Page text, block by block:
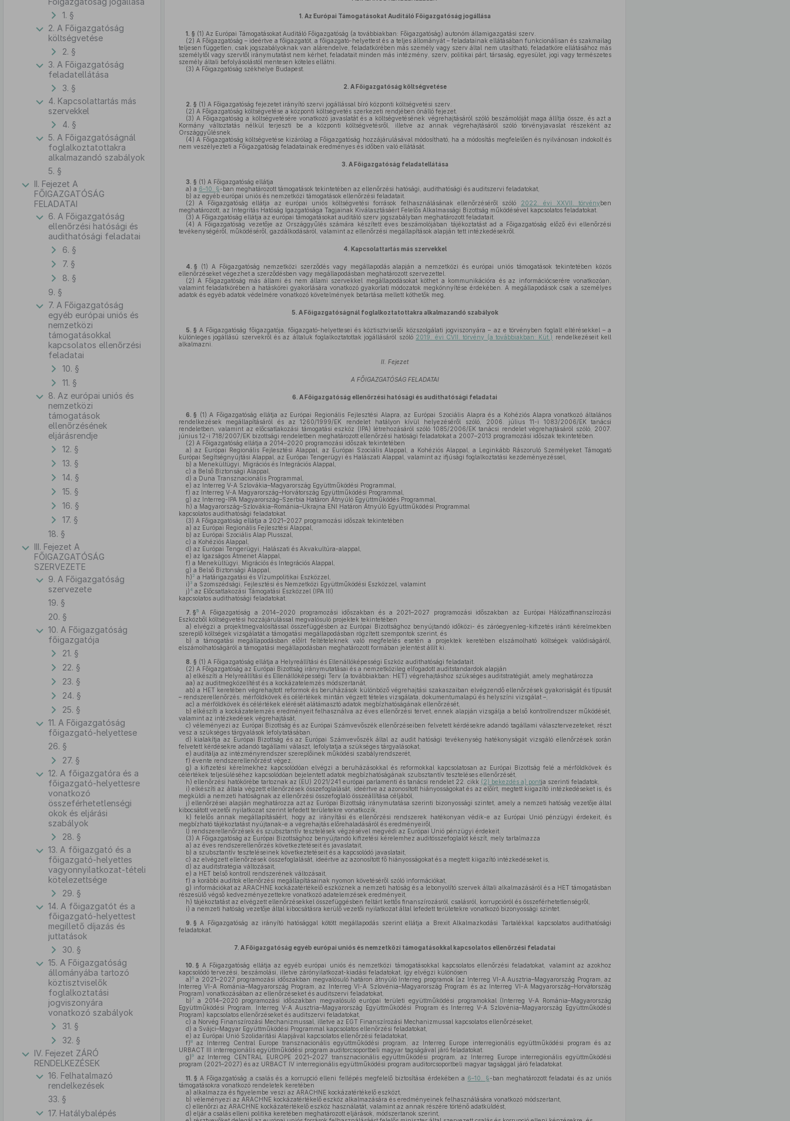
1. §
2. A Főigazgatóság
költségvetése
2. §
3. A Főigazgatóság
feladatellátása
3. §
4. Kapcsolattartás más
szervekkel
4. §
5. A Főigazgatóságnál
foglalkoztatottakra
alkalmazandó szabályok
5. §
II. Fejezet A
FŐIGAZGATÓSÁG
FELADATAI
6. A Főigazgatóság
ellenőrzési hatósági és
audithatósági feladatai
6. §
7. §
8. §
9. §
7. A Főigazgatóság
egyéb európai uniós és
nemzetközi
támogatásokkal
kapcsolatos ellenőrzési
feladatai
10. §
11. §
8. Az európai uniós és
nemzetközi
támogatások
ellenőrzésének
eljárásrendje
12. §
13. §
14. §
15. §
16. §
17. §
18. §
III. Fejezet A
FŐIGAZGATÓSÁG
SZERVEZETE
9. A Főigazgatóság
szervezete
19. §
20. §
10. A Főigazgatóság
főigazgatója
21. §
22. §
23. §
24. §
25. §
11. A Főigazgatóság
főigazgató-helyettese
26. §
27. §
12. A főigazgatóra és a
főigazgató-helyettesre
vonatkozó
összeférhetetlenségi
okok és eljárási
szabályok
28. §
13. A főigazgató és a
főigazgató-helyettes
vagyonnyilatkozat-tételi
kötelezettsége
29. §
14. A főigazgatót és a
főigazgató-helyettest
megillető díjazás és
juttatások
30. §
15. A Főigazgatóság
állományába tartozó
köztisztviselők
foglalkoztatási
jogviszonyára
vonatkozó szabályok
31. §
32. §
IV. Fejezet ZÁRÓ
RENDELKEZÉSEK
16. Felhatalmazó
rendelkezések
33. §
17. Hatálybalépés
1. Az Európai Támogatásokat Auditáló Főigazgatóság jogállása
1. § (1) Az Európai Támogatásokat Auditáló Főigazgatóság (a továbbiakban: Főigazgatóság) autonóm államigazgatási szerv.
(2) A Főigazgatóság – ideértve a főigazgatót, a főigazgató-helyettest és a teljes állományát – feladatainak ellátásában funkcionálisan és szakmailag
teljesen független, csak jogszabályoknak van alárendelve, feladatkörében más személy vagy szerv által nem utasítható, feladatköre ellátásához más
személytől vagy szervtől iránymutatást nem kérhet, feladatait minden más intézmény, szerv, politikai párt, társaság, egyesület, jogi vagy természetes
személy általi befolyásolástól mentesen köteles ellátni.
(3) A Főigazgatóság székhelye Budapest.
2. A Főigazgatóság költségvetése
2. § (1) A Főigazgatóság fejezetet irányító szervi jogállással bíró központi költségvetési szerv.
(2) A Főigazgatóság költségvetése a központi költségvetés szerkezeti rendjében önálló fejezet.
(3) A Főigazgatóság a költségvetésére vonatkozó javaslatát és a költségvetésének végrehajtásáról szóló beszámolóját maga állítja össze, és azt a
Kormány változtatás nélkül terjeszti be a központi költségvetésről, illetve az annak végrehajtásáról szóló törvényjavaslat részeként az
Országgyűlésnek.
(4) A Főigazgatóság költségvetése kizárólag a Főigazgatóság hozzájárulásával módosítható, ha a módosítás megfelelően és nyilvánosan indokolt és
nem veszélyezteti a Főigazgatóság feladatainak eredményes és időben való ellátását.
3. A Főigazgatóság feladatellátása
3. § (1) A Főigazgatóság ellátja
a) a 6–10. §-ban meghatározott támogatások tekintetében az ellenőrzési hatósági, audithatósági és auditszervi feladatokat,
b) az egyéb európai uniós és nemzetközi támogatások ellenőrzési feladatait.
(2) A Főigazgatóság ellátja az európai uniós költségvetési források felhasználásának ellenőrzéséről szóló 2022. évi XXVII. törvényben
meghatározott, az Integritás Hatóság Igazgatósága Tagjainak Kiválasztásáért Felelős Alkalmassági Bizottság működésével kapcsolatos feladatokat.
(3) A Főigazgatóság ellátja az európai támogatásokat auditáló szerv jogszabályban meghatározott feladatait.
(4) A Főigazgatóság vezetője az Országgyűlés számára készített éves beszámolójában tájékoztatást ad a Főigazgatóság előző évi ellenőrzési
tevékenységéről, működéséről, gazdálkodásáról, valamint az ellenőrzési megállapítások alapján tett intézkedésekről.
4. Kapcsolattartás más szervekkel
4. § (1) A Főigazgatóság nemzetközi szerződés vagy megállapodás alapján a nemzetközi és európai uniós támogatások tekintetében közös
ellenőrzéseket végezhet a szerződésben vagy megállapodásban meghatározott szervezettel.
(2) A Főigazgatóság más állami és nem állami szervekkel megállapodásokat köthet a kommunikációra és az információcserére vonatkozóan,
valamint feladatkörében a hatáskörei gyakorlására vonatkozó gyakorlati módozatok megkönnyítése érdekében. A megállapodások csak a személyes
adatok és egyéb adatok védelmére vonatkozó követelmények betartása mellett köthetők meg.
5. A Főigazgatóságnál foglalkoztatottakra alkalmazandó szabályok
5. § A Főigazgatóság főigazgatója, főigazgató-helyettesei és köztisztviselői közszolgálati jogviszonyára – az e törvényben foglalt eltérésekkel – a
különleges jogállású szervekről és az általuk foglalkoztatottak jogállásáról szóló 2019. évi CVII. törvény (a továbbiakban: Küt.) rendelkezéseit kell
alkalmazni.
II. Fejezet
A FŐIGAZGATÓSÁG FELADATAI
6. A Főigazgatóság ellenőrzési hatósági és audithatósági feladatai
6. § (1) A Főigazgatóság ellátja az Európai Regionális Fejlesztési Alapra, az Európai Szociális Alapra és a Kohéziós Alapra vonatkozó általános
rendelkezések megállapításáról és az 1260/1999/EK rendelet hatályon kívül helyezéséről szóló, 2006. július 11-i 1083/2006/EK tanácsi
rendeletben, valamint az előcsatlakozási támogatási eszköz (IPA) létrehozásáról szóló 1085/2006/EK tanácsi rendelet végrehajtásáról szóló, 2007.
június 12-i 718/2007/EK bizottsági rendeletben meghatározott ellenőrzési hatósági feladatokat a 2007–2013 programozási időszak tekintetében.
(2) A Főigazgatóság ellátja a 2014–2020 programozási időszak tekintetében
a) az Európai Regionális Fejlesztési Alappal, az Európai Szociális Alappal, a Kohéziós Alappal, a Leginkább Rászoruló Személyeket Támogató
Európai Segítségnyújtási Alappal, az Európai Tengerügyi és Halászati Alappal, valamint az ifjúsági foglalkoztatási kezdeményezéssel,
b) a Menekültügyi, Migrációs és Integrációs Alappal,
c) a Belső Biztonsági Alappal,
d) a Duna Transznacionális Programmal,
e) az Interreg V-A Szlovákia–Magyarország Együttműködési Programmal,
f) az Interreg V-A Magyarország–Horvátország Együttműködési Programmal,
g) az Interreg-IPA Magyarország–Szerbia Határon Átnyúló Együttműködés Programmal,
h) a Magyarország–Szlovákia–Románia–Ukrajna ENI Határon Átnyúló Együttműködési Programmal
kapcsolatos audithatósági feladatokat.
(3) A Főigazgatóság ellátja a 2021–2027 programozási időszak tekintetében
a) az Európai Regionális Fejlesztési Alappal,
b) az Európai Szociális Alap Plusszal,
c) a Kohéziós Alappal,
d) az Európai Tengerügyi, Halászati és Akvakultúra-alappal,
e) az Igazságos Átmenet Alappal,
f) a Menekültügyi, Migrációs és Integrációs Alappal,
g) a Belső Biztonsági Alappal,
h) 2 a Határigazgatási és Vízumpolitikai Eszközzel,
i) 3a Szomszédsági, Fejlesztési és Nemzetközi Együttműködési Eszközzel, valamint
j)4az Előcsatlakozási Támogatási Eszközzel (IPA III)
kapcsolatos audithatósági feladatokat.
7. §5
A Főigazgatóság a 2014–2020 programozási időszakban és a 2021–2027 programozási időszakban az Európai Hálózatfinanszírozási
Eszközből költségvetési hozzájárulással megvalósuló projektek tekintetében
a) elvégzi a projektmegvalósítással összefüggésben az Európai Bizottsághoz benyújtandó időközi- és záróegyenleg-kifizetés iránti kérelmekben
szereplő költségek vizsgálatát a támogatási megállapodásban rögzített szempontok szerint, és
b) a támogatási megállapodásban előírt feltételeknek való megfelelés esetén a projektek keretében elszámolható költségek valódiságáról,
elszámolhatóságáról a támogatási megállapodásban meghatározott formában jelentést állít ki.
8. § (1) A Főigazgatóság ellátja a Helyreállítási és Ellenállóképességi Eszköz audithatósági feladatait.
(2) A Főigazgatóság az Európai Bizottság iránymutatásai és a nemzetközileg elfogadott auditstandardok alapján
a) elkészíti a Helyreállítási és Ellenállóképességi Terv (a továbbiakban: HET) végrehajtáshoz szükséges auditstratégiát, amely meghatározza
aa) az auditmegközelítést és a kockázatelemzés módszertanát,
ab) a HET keretében végrehajtott reformok és beruházások különböző végrehajtási szakaszaiban elvégzendő ellenőrzések gyakoriságát és típusát
– rendszerellenőrzés, mérföldkövek és célértékek mintán végzett tételes vizsgálata, dokumentumalapú és helyszíni vizsgálat –,
ac) a mérföldkövek és célértékek elérését alátámasztó adatok megbízhatóságának ellenőrzését,
b) elkészíti a kockázatelemzés eredményeit felhasználva az éves ellenőrzési tervet, ennek alapján vizsgálja a belső kontrollrendszer működését,
valamint az intézkedések végrehajtását,
c) véleményezi az Európai Bizottság és az Európai Számvevőszék ellenőrzéseiben felvetett kérdésekre adandó tagállami választervezeteket, részt
vesz a szükséges tárgyalások lefolytatásában,
d) kialakítja az Európai Bizottság és az Európai Számvevőszék által az audit hatósági tevékenység hatékonyságát vizsgáló ellenőrzések során
felvetett kérdésekre adandó tagállami választ, lefolytatja a szükséges tárgyalásokat,
e) auditálja az intézményrendszer szereplőinek működési szabályrendszerét,
f) évente rendszerellenőrzést végez,
g) a kifizetési kérelmekhez kapcsolódóan elvégzi a beruházásokkal és reformokkal kapcsolatosan az Európai Bizottság felé a mérföldkövek és
célértékek teljesüléséhez kapcsolódóan bejelentett adatok megbízhatóságának szubsztantív teszteléses ellenőrzését,
h) ellenőrzési hatókörébe tartoznak az (EU) 2021/241 európai parlamenti és tanácsi rendelet 22. cikk (2) bekezdés a) pontja szerinti feladatok,
i) elkészíti az általa végzett ellenőrzések összefoglalását, ideértve az azonosított hiányosságokat és az előírt, megtett kiigazító intézkedéseket is, és
megküldi a nemzeti hatóságnak az ellenőrzési összefoglaló összeállítása céljából,
j) ellenőrzései alapján meghatározza azt az Európai Bizottság iránymutatása szerinti bizonyossági szintet, amely a nemzeti hatóság vezetője által
kibocsátott vezetői nyilatkozat szerint lefedett területekre vonatkozik,
k) felelős annak megállapításáért, hogy az irányítási és ellenőrzési rendszerek hatékonyan védik-e az Európai Unió pénzügyi érdekeit, és
megbízható tájékoztatást nyújtanak-e a végrehajtás előrehaladásáról és eredményeiről,
l) rendszerellenőrzések és szubsztantív tesztelések végzésével megvédi az Európai Unió pénzügyi érdekeit.
(3) A Főigazgatóság az Európai Bizottsághoz benyújtandó kifizetési kérelemhez auditösszefoglalót készít, mely tartalmazza
a) az éves rendszerellenőrzés következtetéseit és javaslatait,
b) a szubsztantív teszteléseinek következtetéseit és a kapcsolódó javaslatait,
c) az elvégzett ellenőrzések összefoglalását, ideértve az azonosított fő hiányosságokat és a megtett kiigazító intézkedéseket is,
d) az auditstratégia változásait,
e) a HET belső kontroll rendszerének változásait,
f) a korábbi auditok ellenőrzési megállapításainak nyomon követéséről szóló információkat,
g) információkat az ARACHNE kockázatértékelő eszköznek a nemzeti hatóság és a lebonyolító szervek általi alkalmazásáról és a HET támogatásban
részesülő végső kedvezményezettekre vonatkozó adatelemzések eredményeit,
h) tájékoztatást az elvégzett ellenőrzésekkel összefüggésben feltárt kettős finanszírozásról, csalásról, korrupcióról és összeférhetetlenségről,
i) a nemzeti hatóság vezetője által kibocsátásra kerülő vezetői nyilatkozat által lefedett területekre vonatkozó bizonyossági szintet.
9. § A Főigazgatóság az irányító hatósággal kötött megállapodás szerint ellátja a Brexit Alkalmazkodási Tartalékkal kapcsolatos audithatósági
feladatokat.
7. A Főigazgatóság egyéb európai uniós és nemzetközi támogatásokkal kapcsolatos ellenőrzési feladatai
10. § A Főigazgatóság ellátja az egyéb európai uniós és nemzetközi támogatásokkal kapcsolatos ellenőrzési feladatokat, valamint az azokhoz
kapcsolódó tervezési, beszámolási, illetve zárónyilatkozat-kiadási feladatokat, így elvégzi különösen
a)6a 2021–2027 programozási időszakban megvalósuló határon átnyúló Interreg programok (az Interreg VI-A Ausztria–Magyarország Program, az
Interreg VI-A Románia–Magyarország Program, az Interreg VI-A Szlovénia–Magyarország Program és az Interreg VI-A Magyarország–Horvátország
Program) vonatkozásában az ellenőrzéseket és auditszervi feladatokat,
b)7a 2014–2020 programozási időszakban megvalósuló európai területi együttműködési programokkal (Interreg V-A Románia–Magyarország
Együttműködési Program, Interreg V-A Ausztria–Magyarország Együttműködési Program és Interreg V-A Szlovénia–Magyarország Együttműködési
Program) kapcsolatos ellenőrzéseket és auditszervi feladatokat,
c) a Norvég Finanszírozási Mechanizmussal, illetve az EGT Finanszírozási Mechanizmussal kapcsolatos ellenőrzéseket,
d) a Svájci–Magyar Együttműködési Programmal kapcsolatos ellenőrzési feladatokat,
e) az Európai Unió Szolidaritási Alapjával kapcsolatos ellenőrzési feladatokat,
f)8az Interreg Central Europe transznacionális együttműködési program, az Interreg Europe interregionális együttműködési program és az
URBACT III interregionális együttműködési program auditorcsoportbeli magyar tagságával járó feladatokat.
g)9az Interreg CENTRAL EUROPE 2021–2027 transznacionális együttműködési program, az Interreg Europe interregionális együttműködési
program (2021–2027) és az URBACT IV interregionális együttműködési program auditorcsoportbeli magyar tagsággal járó feladatokat.
11. § A Főigazgatóság a csalás és a korrupció elleni fellépés megfelelő biztosítása érdekében a 6–10. §-ban meghatározott feladatai és az uniós
támogatásokra vonatkozó rendeletek keretében
a) alkalmazza és figyelembe veszi az ARACHNE kockázatértékelő eszközt,
b) véleményezi az ARACHNE kockázatértékelő eszköz alkalmazására és eredményeinek felhasználására vonatkozó módszertant,
c) ellenőrzi az ARACHNE kockázatértékelő eszköz használatát, valamint az annak részére történő adatküldést,
d) eljár a csalás elleni politika keretében meghatározott eljárások, módszertanok szerint,